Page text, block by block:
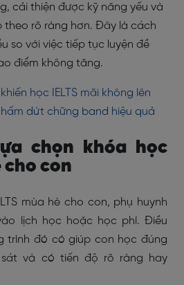
cải thiện được kỹ năng yếu và
theo rõ ràng hơn. Đây là cách
so với việc tiếp tục luyện đề
điểm không tăng.
học IELTS mãi không lên
dứt chững band hiệu quả
chọn khóa học
cho con
mùa hè cho con, phụ huynh
lịch học hoặc học phí. Điều
trình đó có giúp con học đúng
và có tiến độ rõ ràng hay